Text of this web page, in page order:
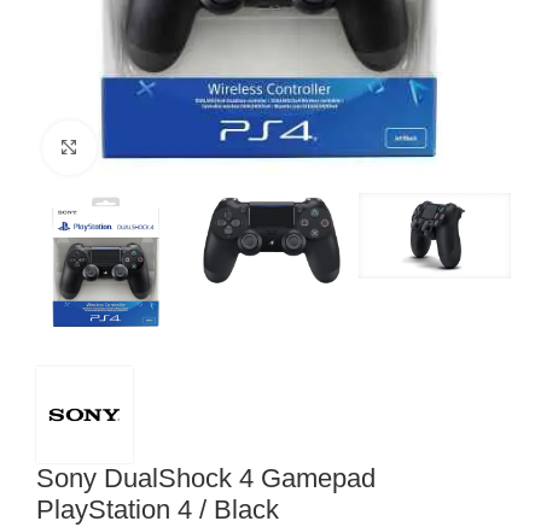
Noklikšķiniet, lai palielinātu
Sony DualShock 4 Gamepad
PlayStation 4 / Black